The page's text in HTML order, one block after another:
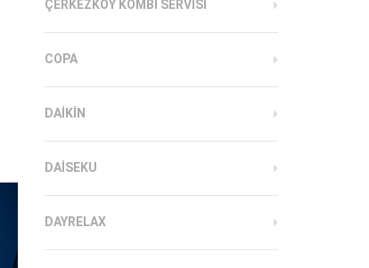
ÇERKEZKÖY KOMBI SERVISI
COPA
DAIKIN
DAISEKU
DAYRELAX